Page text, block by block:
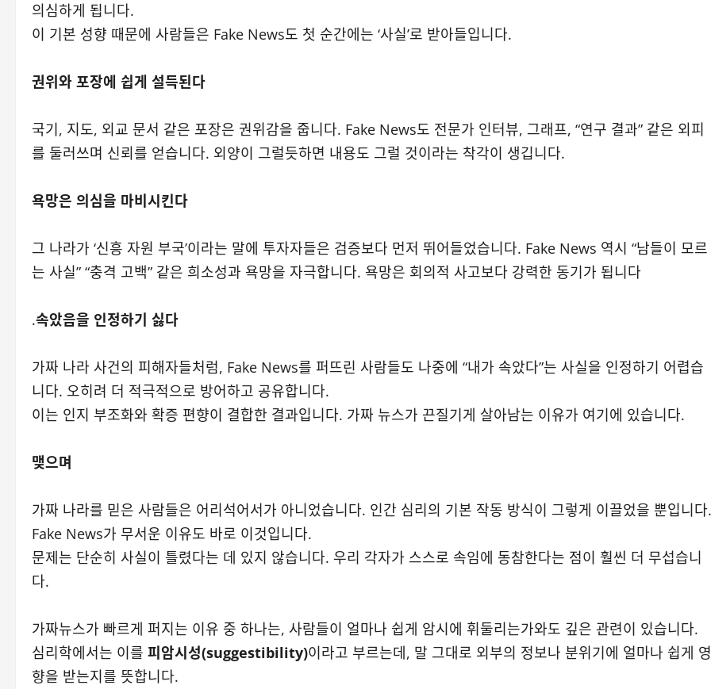
의심하게 됩니다.
이 기본 성향 때문에 사람들은 Fake News도 첫 순간에는 ‘사실’로 받아들입니다.
권위와 포장에 쉽게 설득된다
국기, 지도, 외교 문서 같은 포장은 권위감을 줍니다. Fake News도 전문가 인터뷰, 그래프, “연구 결과” 같은 외피
를 둘러쓰며 신뢰를 얻습니다. 외양이 그럴듯하면 내용도 그럴 것이라는 착각이 생깁니다.
욕망은 의심을 마비시킨다
그 나라가 ‘신흥 자원 부국’이라는 말에 투자자들은 검증보다 먼저 뛰어들었습니다. Fake News 역시 “남들이 모르
는 사실” “충격 고백” 같은 희소성과 욕망을 자극합니다. 욕망은 회의적 사고보다 강력한 동기가 됩니다
.속았음을 인정하기 싫다
가짜 나라 사건의 피해자들처럼, Fake News를 퍼뜨린 사람들도 나중에 “내가 속았다”는 사실을 인정하기 어렵습
니다. 오히려 더 적극적으로 방어하고 공유합니다.
이는 인지 부조화와 확증 편향이 결합한 결과입니다. 가짜 뉴스가 끈질기게 살아남는 이유가 여기에 있습니다.
맺으며
가짜 나라를 믿은 사람들은 어리석어서가 아니었습니다. 인간 심리의 기본 작동 방식이 그렇게 이끌었을 뿐입니다.
Fake News가 무서운 이유도 바로 이것입니다.
문제는 단순히 사실이 틀렸다는 데 있지 않습니다. 우리 각자가 스스로 속임에 동참한다는 점이 훨씬 더 무섭습니
다.
가짜뉴스가 빠르게 퍼지는 이유 중 하나는, 사람들이 얼마나 쉽게 암시에 휘둘리는가와도 깊은 관련이 있습니다.
심리학에서는 이를 피암시성(suggestibility)이라고 부르는데, 말 그대로 외부의 정보나 분위기에 얼마나 쉽게 영
향을 받는지를 뜻합니다.